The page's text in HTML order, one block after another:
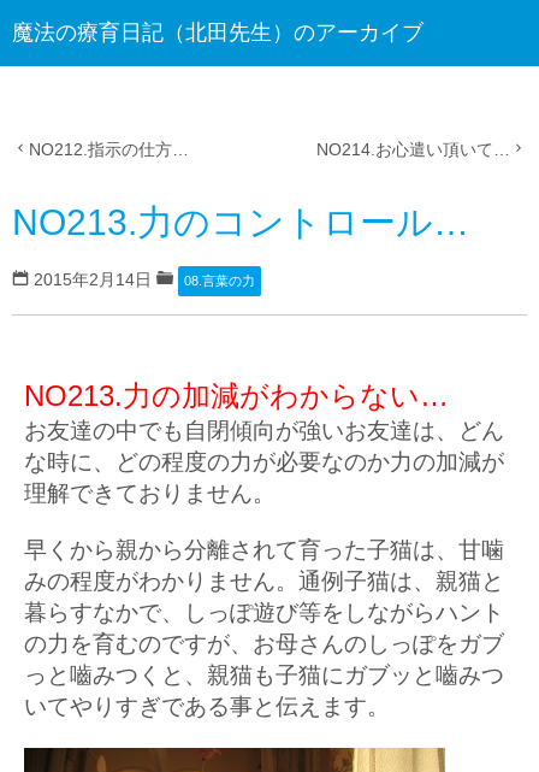
魔法の療育日記（北田先生）のアーカイブ
NO212.指示の仕方… NO214.お心遣い頂いて…
NO213.力のコントロール…
2015年2月14日 08.言葉の力
NO213.力の加減がわからない…
お友達の中でも自閉傾向が強いお友達は、どん
な時に、どの程度の力が必要なのか力の加減が
理解できておりません。
早くから親から分離されて育った子猫は、甘噛
みの程度がわかりません。通例子猫は、親猫と
暮らすなかで、しっぽ遊び等をしながらハント
の力を育むのですが、お母さんのしっぽをガブ
っと嚙みつくと、親猫も子猫にガブッと嚙みつ
いてやりすぎである事と伝えます。